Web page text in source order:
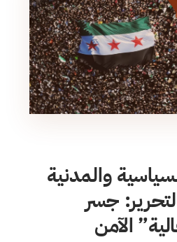
والمدنية
جسر
الآمن